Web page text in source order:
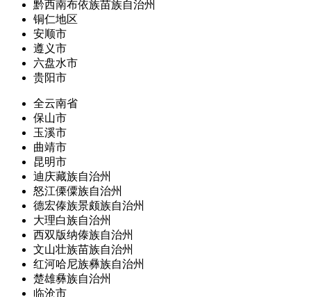
黔西南布依族苗族自治州
铜仁地区
安顺市
遵义市
六盘水市
贵阳市
全云南省
保山市
玉溪市
曲靖市
昆明市
迪庆藏族自治州
怒江傈僳族自治州
德宏傣族景颇族自治州
大理白族自治州
西双版纳傣族自治州
文山壮族苗族自治州
红河哈尼族彝族自治州
楚雄彝族自治州
临沧市